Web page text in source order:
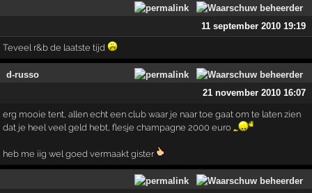
11 september 2010 19:19
Teveel r&b de laatste tijd
d-russo
21 november 2010 16:07
erg mooie tent, allen echt een club waar je naar toe gaat om te laten zien
dat je heel veel geld hebt, flesje champagne 2000 euro
heb me iig wel goed vermaakt gister